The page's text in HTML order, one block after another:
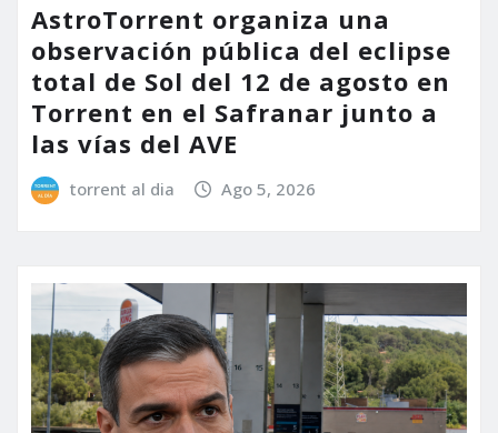
AstroTorrent organiza una
observación pública del eclipse
total de Sol del 12 de agosto en
Torrent en el Safranar junto a
las vías del AVE
torrent al dia Ago 5, 2026